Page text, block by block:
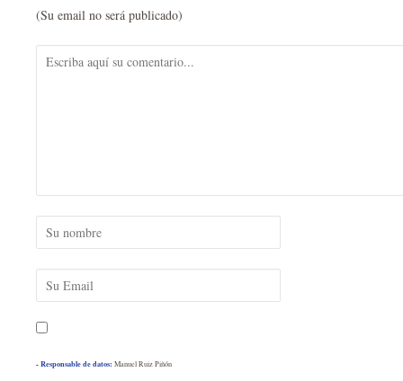
(Su email no será publicado)
- Responsable de datos: Manuel Ruiz Piñón